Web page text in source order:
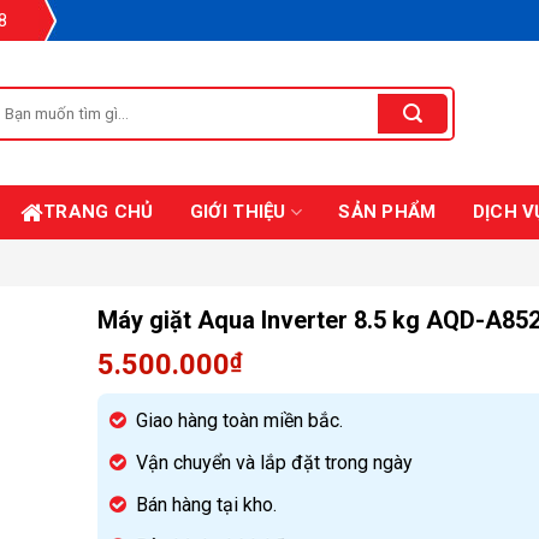
kiếm:
TRANG CHỦ GIỚI THIỆU SẢN PHẨM DỊCH
Máy giặt Aqua Inverter 8.5 kg AQD-
5.500.000₫
Giao hàng toàn miền bắc.
Vận chuyển và lắp đặt trong ngày
Bán hàng tại kho.